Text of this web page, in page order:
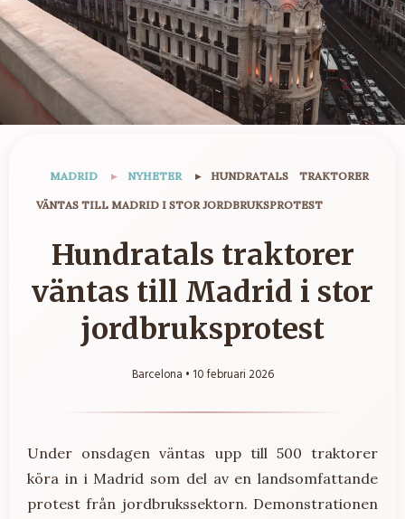
MADRID ▸ NYHETER ▸HUNDRATALS TRAKTORER
VÄNTAS TILL MADRID I STOR JORDBRUKSPROTEST
Hundratals traktorer
väntas till Madrid i stor
jordbruksprotest
Barcelona • 10 februari 2026
Under onsdagen väntas upp till 500 traktorer
köra in i Madrid som del av en landsomfattande
protest från jordbrukssektorn. Demonstrationen